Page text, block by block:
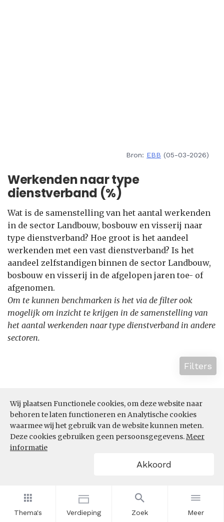
Thema's Verdieping Zoek Meer
Wij plaatsen Functionele cookies, om deze website naar
behoren te laten functioneren en Analytische cookies
waarmee wij het gebruik van de website kunnen meten.
Deze cookies gebruiken geen persoonsgegevens.Meer
informatie
Akkoord
Bron: EBB (05-03-2026)
Werkenden naar type
dienstverband (%)
Wat is de samenstelling van het aantal werkenden
in de sector Landbouw, bosbouw en visserij naar
type dienstverband? Hoe groot is het aandeel
werkenden met een vast dienstverband? Is het
aandeel zelfstandigen binnen de sector Landbouw,
bosbouw en visserij in de afgelopen jaren toe- of
afgenomen.
Om te kunnen benchmarken is het via de filter ook
mogelijk om inzicht te krijgen in de samenstelling van
het aantal werkenden naar type dienstverband in andere
sectoren.
Filters